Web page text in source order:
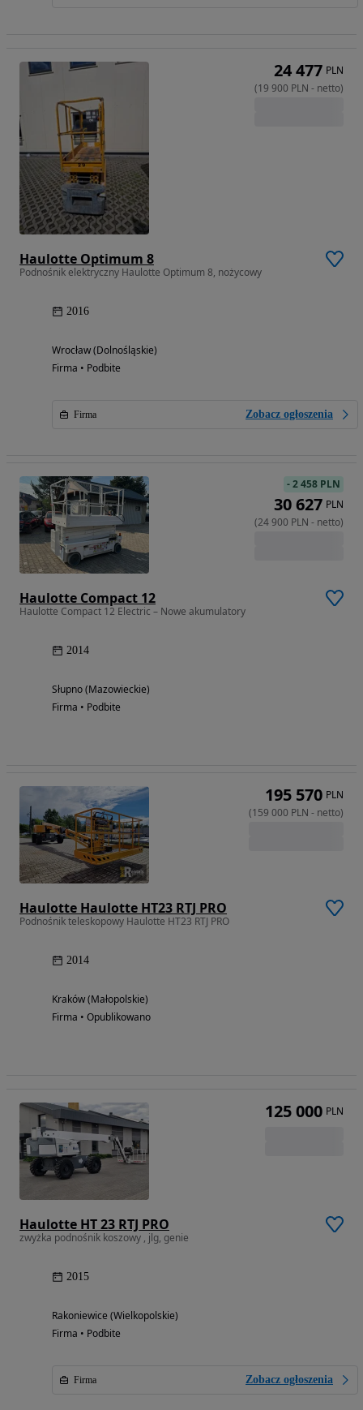
Haulotte Optimum 8
Podnośnik elektryczny Haulotte Optimum 8, nożycowy
2016
Wrocław (Dolnośląskie)
Firma • Podbite
Firma Zobacz ogłoszenia
24 477 PLN
(19 900 PLN - netto)
Haulotte Compact 12
Haulotte Compact 12 Electric – Nowe akumulatory
2014
Słupno (Mazowieckie)
Firma • Podbite
-2 458 PLN
30 627 PLN
(24 900 PLN - netto)
Haulotte Haulotte HT23 RTJ PRO
Podnośnik teleskopowy Haulotte HT23 RTJ PRO
2014
Kraków (Małopolskie)
Firma • Opublikowano
195 570 PLN
(159 000 PLN - netto)
Haulotte HT 23 RTJ PRO
zwyżka podnośnik koszowy , jlg, genie
2015
Rakoniewice (Wielkopolskie)
Firma • Podbite
Firma Zobacz ogłoszenia
125 000 PLN